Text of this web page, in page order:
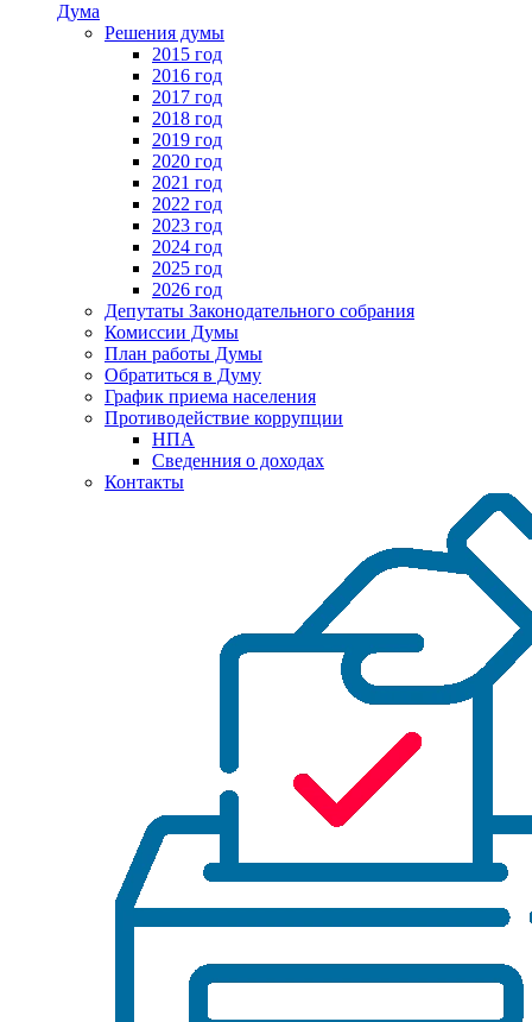
Дума
Решения думы
2015 год
2016 год
2017 год
2018 год
2019 год
2020 год
2021 год
2022 год
2023 год
2024 год
2025 год
2026 год
Депутаты Законодательного собрания
Комиссии Думы
План работы Думы
Обратиться в Думу
График приема населения
Противодействие коррупции
НПА
Сведенния о доходах
Контакты